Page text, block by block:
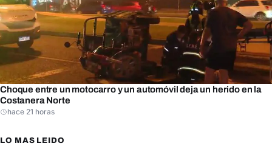
Choque entre un motocarro y un automóvil deja un herido en la
Costanera Norte
hace 21 horas
LO MAS LEIDO